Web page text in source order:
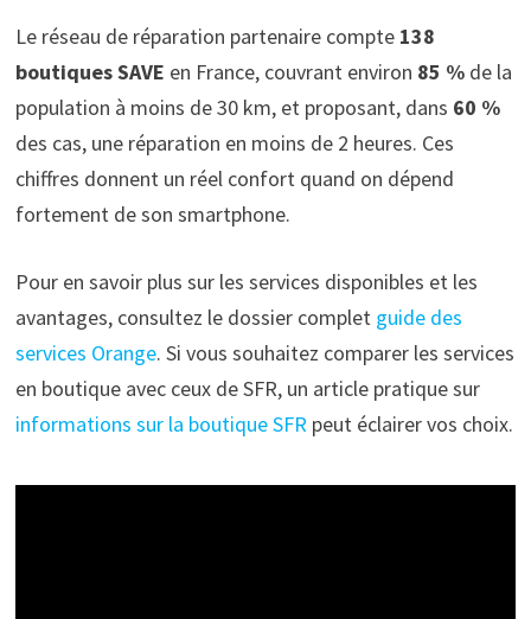
Le réseau de réparation partenaire compte 138
boutiques SAVE en France, couvrant environ 85 %de la
population à moins de 30 km, et proposant, dans 60 %
des cas, une réparation en moins de 2 heures. Ces
chiffres donnent un réel confort quand on dépend
fortement de son smartphone.
Pour en savoir plus sur les services disponibles et les
avantages, consultez le dossier complet guide des
services Orange. Si vous souhaitez comparer les services
en boutique avec ceux de SFR, un article pratique sur
informations sur la boutique SFRpeut éclairer vos choix.